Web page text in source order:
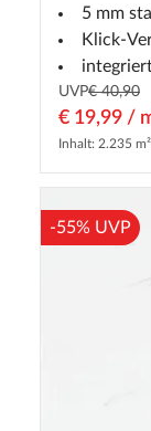
5 mm
Klick-
UVP€ 40,90
€ 19,99 /
Inhalt: 2.235 m²
-55% UVP